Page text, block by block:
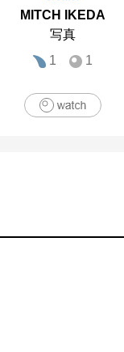
MITCH IKEDA
写真
1
1